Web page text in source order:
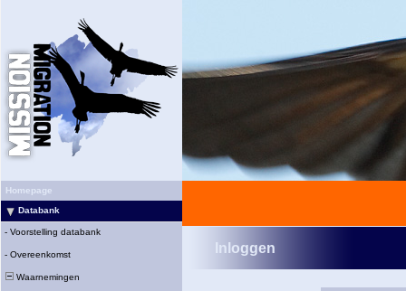
Homepage
Databank
- Voorstelling databank
- Overeenkomst
Waarnemingen
Inloggen